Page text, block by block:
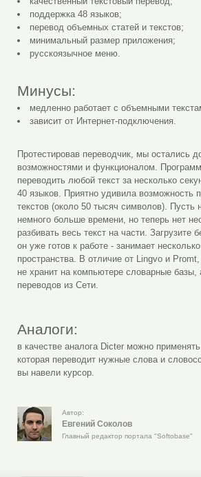
поддержка 48 языков;
перевод объемных статей и текстов;
минимальный размер приложения;
русскоязычное меню.
Минусы:
медленно работает с объемными
зависит от Интернет-подключения.
Протестировав переводчик, мы остались
возможностями и функционалом.
переводить любой текст за несколько
40 языков. Приятно удивила возможность
текстов (около 50 тысяч символов). Пусть
немного больше времени, но теперь нет
разбивать весь текст на части. Загрузите
он уже готов к работе - занимает
пространства. В отличие от Lingvo и
не хранит на компьютере словарные базы,
переводов из Сети.
Аналоги:
в качестве аналога Dicter можно
которая переводит нужные слова и
вы навели курсор.
Автор:
Евгений Соколов
Главный редактор портала "Softobase"